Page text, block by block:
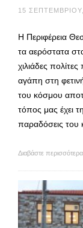
15
Η Περιφέρεια
τα αερόστατα
χιλιάδες
αγάπη στη
του κόσμου
τόπος μας έχει
παραδόσεις του
Διαβάστε περισσότερα